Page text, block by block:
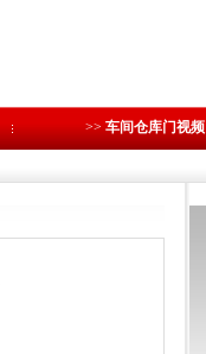
>> 车间仓库门视频